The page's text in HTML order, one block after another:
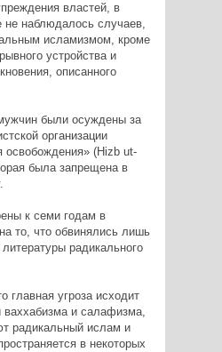
властей, в
не наблюдалось случаев,
исламизмом, кроме
устройства и
описанного
были осуждены за
организации
освобождения» (Hizb ut-
была запрещена в
к семи годам в
то, что обвинялись лишь
радикального
главная угроза исходит
ваххабизма и салафизма,
радикальный ислам и
в некоторых